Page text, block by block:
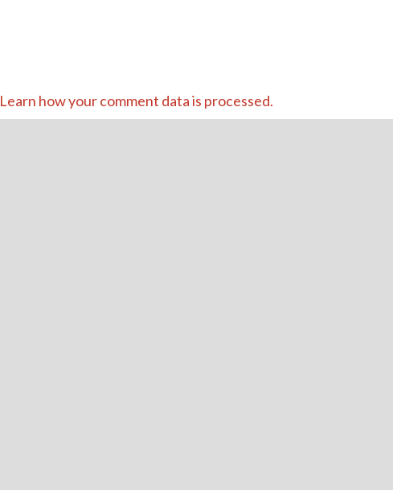
Learn how your comment data is processed.